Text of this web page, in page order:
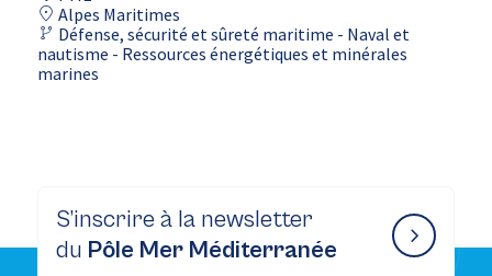
Alpes Maritimes
Défense, sécurité et sûreté maritime - Naval et
nautisme - Ressources énergétiques et minérales
marines
S’inscrire à la newsletter
du Pôle Mer Méditerranée